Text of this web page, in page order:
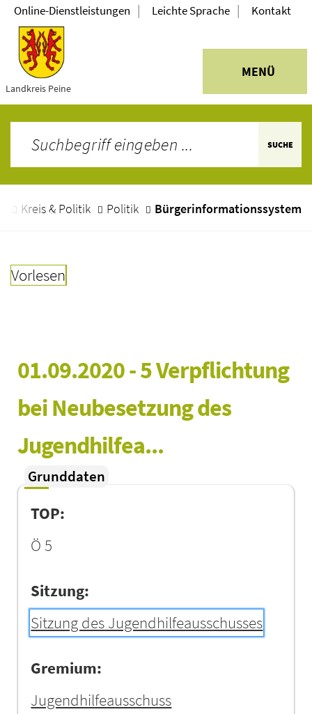
Landkreis Peine
MENÜ
Online-Dienstleistungen | Leichte Sprache | Kontakt
SUCHE
Kreis & Politik Politik Bürgerinformationssystem
Vorlesen
01.09.2020 - 5 Verpflichtung
bei Neubesetzung des
Jugendhilfea...
Grunddaten
TOP:
Ö 5
Sitzung:
Sitzung des Jugendhilfeausschusses
Gremium:
Jugendhilfeausschuss